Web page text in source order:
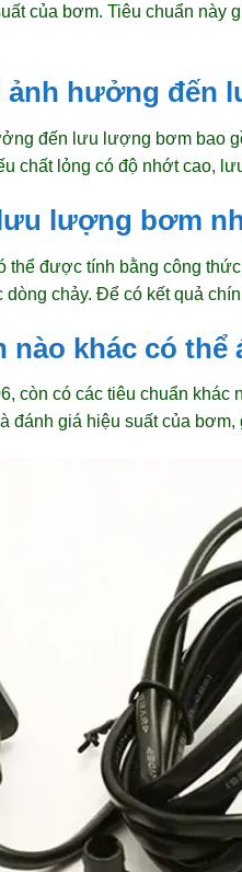
của bơm. Tiêu chuẩn
ảnh hưởng đến
đến lưu lượng bơm bao
chất lỏng có độ nhớt cao,
lượng bơm
thể được tính bằng công
dòng chảy. Để có kết quả
nào khác có
còn có các tiêu chuẩn
đánh giá hiệu suất của